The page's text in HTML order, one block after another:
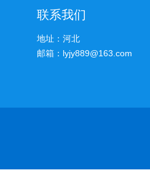
联系我们
地址：河北
邮箱：lyjy889@163.com